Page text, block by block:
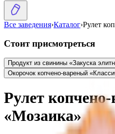
Все заведения›Каталог›Рулет
Стоит присмотреться
Продукт из свинины «Закуска
Окорочок копчено-вареный
Рулет
«Мозаика»